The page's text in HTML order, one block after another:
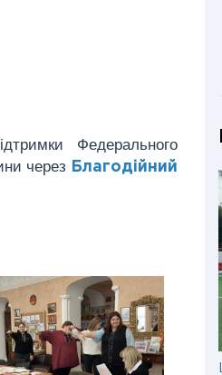
Федерального
через
Благодійний